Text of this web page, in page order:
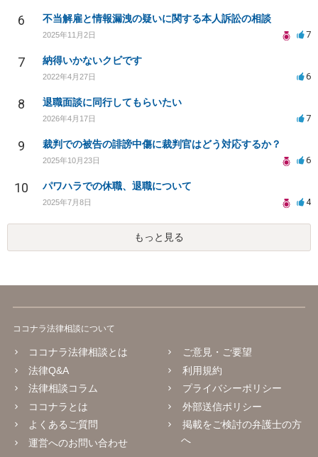
6 不当解雇と情報漏洩の疑いに関する本人訴訟の相談
2025年11月2日 7
7 納得いかないクビです
2022年4月27日 6
8 退職面談に同行してもらいたい
2026年4月17日 7
9 裁判での被告の誹謗中傷に裁判官はどう対応するか？
2025年10月23日 6
10 パワハラでの休職、退職について
2025年7月8日 4
もっと見る
ココナラ法律相談について
ココナラ法律相談とは
法律Q&A
法律相談コラム
ココナラとは
よくあるご質問
運営へのお問い合わせ
ご意見・ご要望
利用規約
プライバシーポリシー
外部送信ポリシー
掲載をご検討の弁護士の方
へ